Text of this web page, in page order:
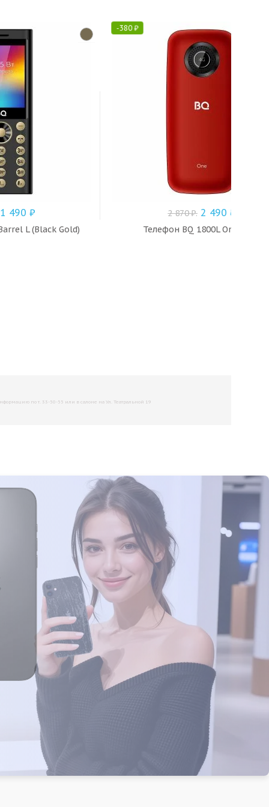
1 490 ₽
L (Black Gold)
-380₽
2 870₽. 2 490 ₽
Телефон BQ 1800L One (Red)
по т. 33-50-55 или в салоне на Ул. Театральной 19